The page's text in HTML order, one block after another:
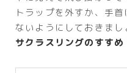
トラップを外すか、手
ないようにしておきまし
サクラスリングのすすめ